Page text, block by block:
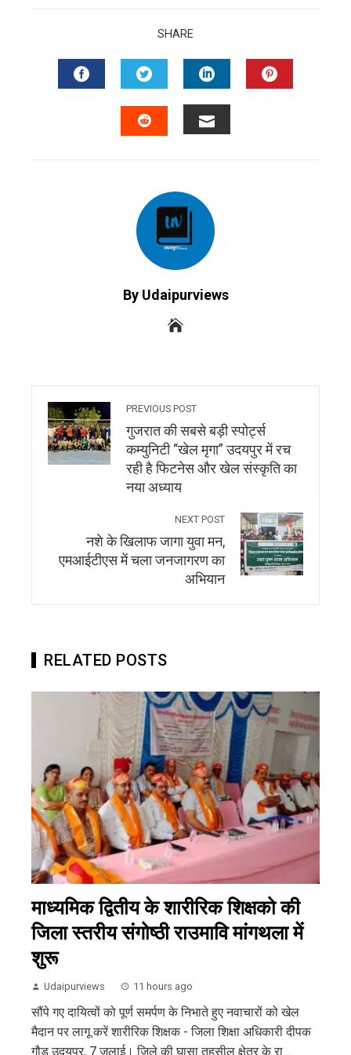
SHARE
FACEBOOKTWITTERLINKEDIN
By Udaipurviews
PREVIOUS POST
गुजरात की सबसे बड़ी स्पोर्ट्स
कम्युनिटी “खेल मृगा” उदयपुर में रच
रही है फिटनेस और खेल संस्कृति का
नया अध्याय
NEXT POST
नशे के खिलाफ जागा युवा मन,
एमआईटीएस में चला जनजागरण का
अभियान
RELATED POSTS
माध्यमिक द्वितीय के शारीरिक शिक्षको की
जिला स्तरीय संगोष्ठी राउमावि मांगथला में
शुरू
Udaipurviews 11 hours ago
सौंपे गए दायित्वों को पूर्ण समर्पण के निभाते हुए नवाचारों को खेल
मैदान पर लागू करें शारीरिक शिक्षक - जिला शिक्षा अधिकारी दीपक
गौड उदयपुर, 7 जुलाई। जिले की घासा तहसील क्षेत्र के रा...